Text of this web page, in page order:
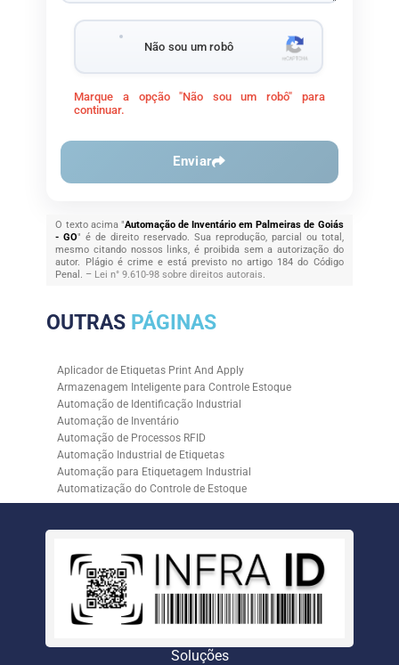
Não sou um robô
Marque a opção "Não sou um robô" para
continuar.
Enviar
O texto acima "Automação de Inventário em Palmeiras de Goiás
- GO" é de direito reservado. Sua reprodução, parcial ou total,
mesmo citando nossos links, é proibida sem a autorização do
autor. Plágio é crime e está previsto no artigo 184 do Código
Penal. – Lei n° 9.610-98 sobre direitos autorais.
OUTRAS PÁGINAS
Aplicador de Etiquetas Print And Apply
Armazenagem Inteligente para Controle Estoque
Automação de Identificação Industrial
Automação de Inventário
Automação de Processos RFID
Automação Industrial de Etiquetas
Automação para Etiquetagem Industrial
Automatização do Controle de Estoque
Controle de Estoque com RFID
Empresa de Automação para Processos Logísticos
Empresa de Rastreabilidade Industrial
Empresa de Soluções para Etiquetagem
Empresa Especializada em Inventário de Estoque
Etiqueta RFID para Controle de Estoque
Inventário de Estoque Automatizado
Soluções